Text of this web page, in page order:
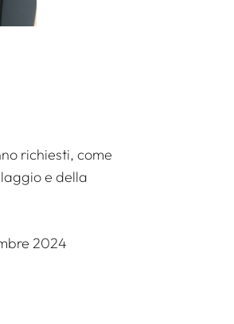
richiesti, come
e della
2024